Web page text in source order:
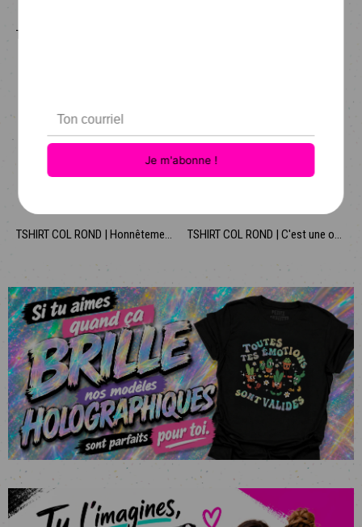
TSHIRT COL ROND | Honnêtement j'm'en calisse TSHIRT COL ROND | C'est une ostie de belle journée pour pas me parler